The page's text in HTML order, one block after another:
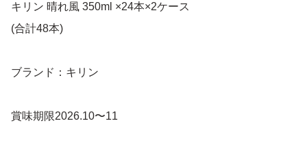
キリン 晴れ風 350ml ×24本×2ケース
(合計48本)
ブランド：キリン
賞味期限2026.10〜11